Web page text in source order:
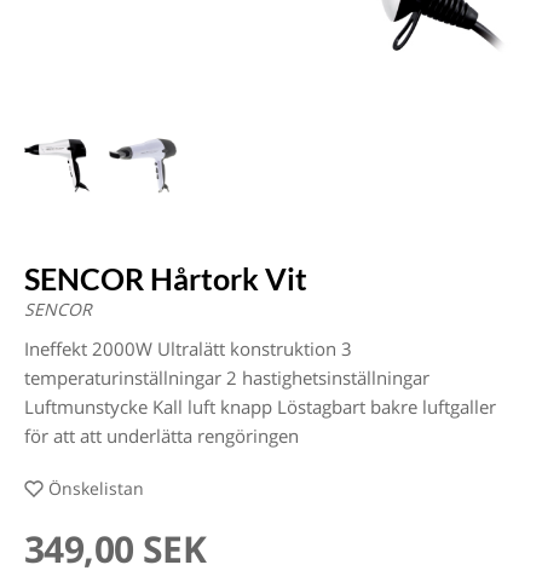
SENCOR Hårtork Vit
SENCOR
Ineffekt 2000W Ultralätt konstruktion 3
temperaturinställningar 2 hastighetsinställningar
Luftmunstycke Kall luft knapp Löstagbart bakre luftgaller
för att att underlätta rengöringen
Önskelistan
349,00 SEK